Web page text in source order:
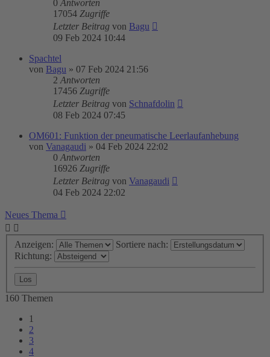
0 Antworten
17054 Zugriffe
Letzter Beitrag von Bagu
09 Feb 2024 10:44
Spachtel
von Bagu » 07 Feb 2024 21:56
2 Antworten
17456 Zugriffe
Letzter Beitrag von Schnafdolin
08 Feb 2024 07:45
OM601: Funktion der pneumatische Leerlaufanhebung
von Vanagaudi » 04 Feb 2024 22:02
0 Antworten
16926 Zugriffe
Letzter Beitrag von Vanagaudi
04 Feb 2024 22:02
Neues Thema
Anzeigen:
Sortiere nach:
Richtung:
160 Themen
1
2
3
4